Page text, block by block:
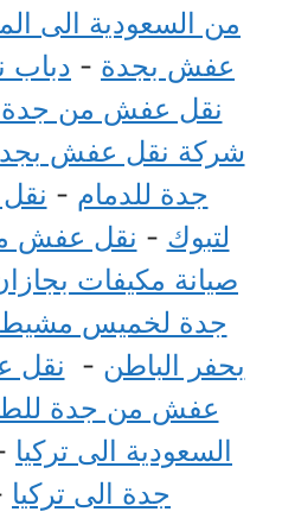
من السعودية الى
عفش بجدة- دباب
نقل عفش من جدة
شركة نقل عفش بجدة
جدة للدمام- نقل
لتبوك- نقل عفش من
صيانة مكيفات بجازان
جدة لخميس مشيط-
بحفر الباطن-نقل
عفش من جدة
السعودية الى تركيا-
جدة الى تركيا-